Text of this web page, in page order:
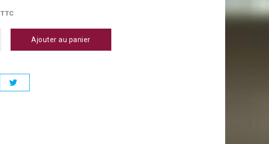
TTC
Ajouter au panier